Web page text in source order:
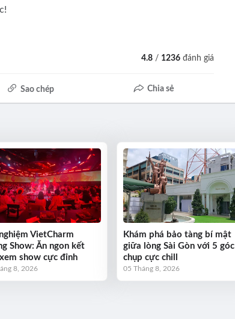
4.8 / 1236 đánh giá
Sao chép Chia sẻ
VietCharm
Show: Ăn ngon kết
show cực đỉnh
8, 2026
Khám phá bảo tàng bí mật
giữa lòng Sài Gòn với 5 góc
chụp cực chill
05 Tháng 8, 2026